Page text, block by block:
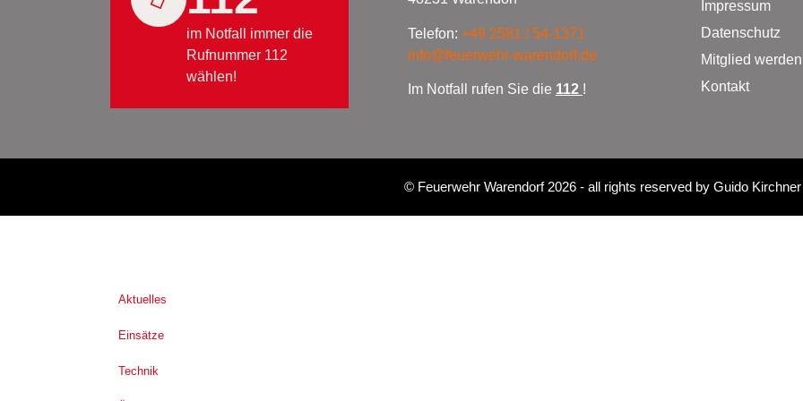
im Notfall immer die
Rufnummer 112
wählen!
Telefon: +49 2581 / 54-1371
info@feuerwehr-warendorf.de
Im Notfall rufen Sie die 112 !
Impressum
Datenschutz
Mitglied
Kontakt
© Feuerwehr Warendorf 2026- all rights reserved by Guido Kirchner
Aktuelles
Einsätze
Technik